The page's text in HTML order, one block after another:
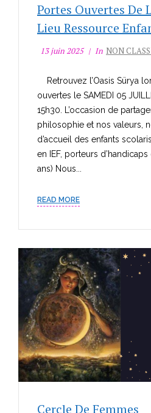
Portes Ouvertes De
Lieu Ressource
13 juin 2025 In NON
Retrouvez l’Oasis Sürya
ouvertes le SAMEDI 05
15h30. L’occasion de
philosophie et nos valeurs,
d’accueil des enfants
en IEF, porteurs
ans) Nous...
READ MORE
Cercle De Femmes